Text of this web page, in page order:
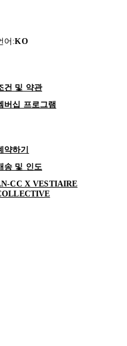
어 :KO
건 및 약관
버십 프로그램
약하기
송 및 인도
CC X VESTIAIRE